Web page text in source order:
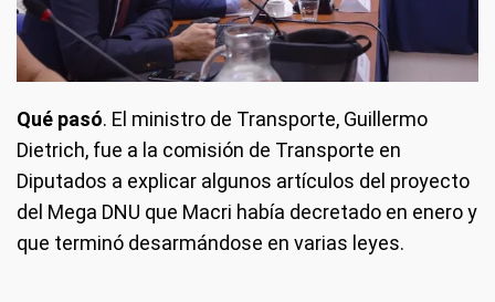
Qué pasó. El ministro de Transporte, Guillermo
Dietrich, fue a la comisión de Transporte en
Diputados a explicar algunos artículos del proyecto
del Mega DNU que Macri había decretado en enero y
que terminó desarmándose en varias leyes.